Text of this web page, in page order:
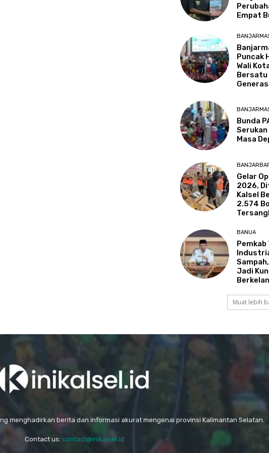
Empat
Puncak
Wali
Bersatu
Bunda
Masa
Gelar
2026,
Kalsel
2.574
BANUA
Pemkab
Jadi
Muat lebih
menghadirkan berita dan informasi akurat mengenai provinsi Kalimantan Selatan.
Contact us: contact@inikalsel.id